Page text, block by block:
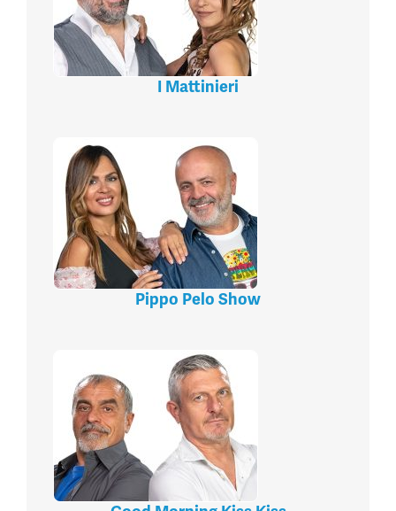
I Mattinieri
Pippo Pelo Show